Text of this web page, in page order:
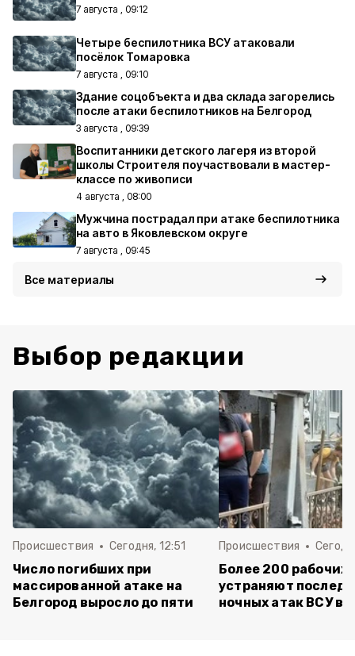
7 августа , 09:12
Четыре беспилотника ВСУ атаковали
посёлок Томаровка
7 августа , 09:10
Здание соцобъекта и два склада загорелись
после атаки беспилотников на Белгород
3 августа , 09:39
Воспитанники детского лагеря из второй
школы Строителя поучаствовали в мастер-
классе по живописи
4 августа , 08:00
Мужчина пострадал при атаке беспилотника
на авто в Яковлевском округе
7 августа , 09:45
Все материалы
Выбор редакции
Происшествия Сегодня, 12:51
Число погибших при
массированной атаке на
Белгород выросло до пяти
Происшествия
Более 200 рабочих
устраняют
ночных атак ВСУ в